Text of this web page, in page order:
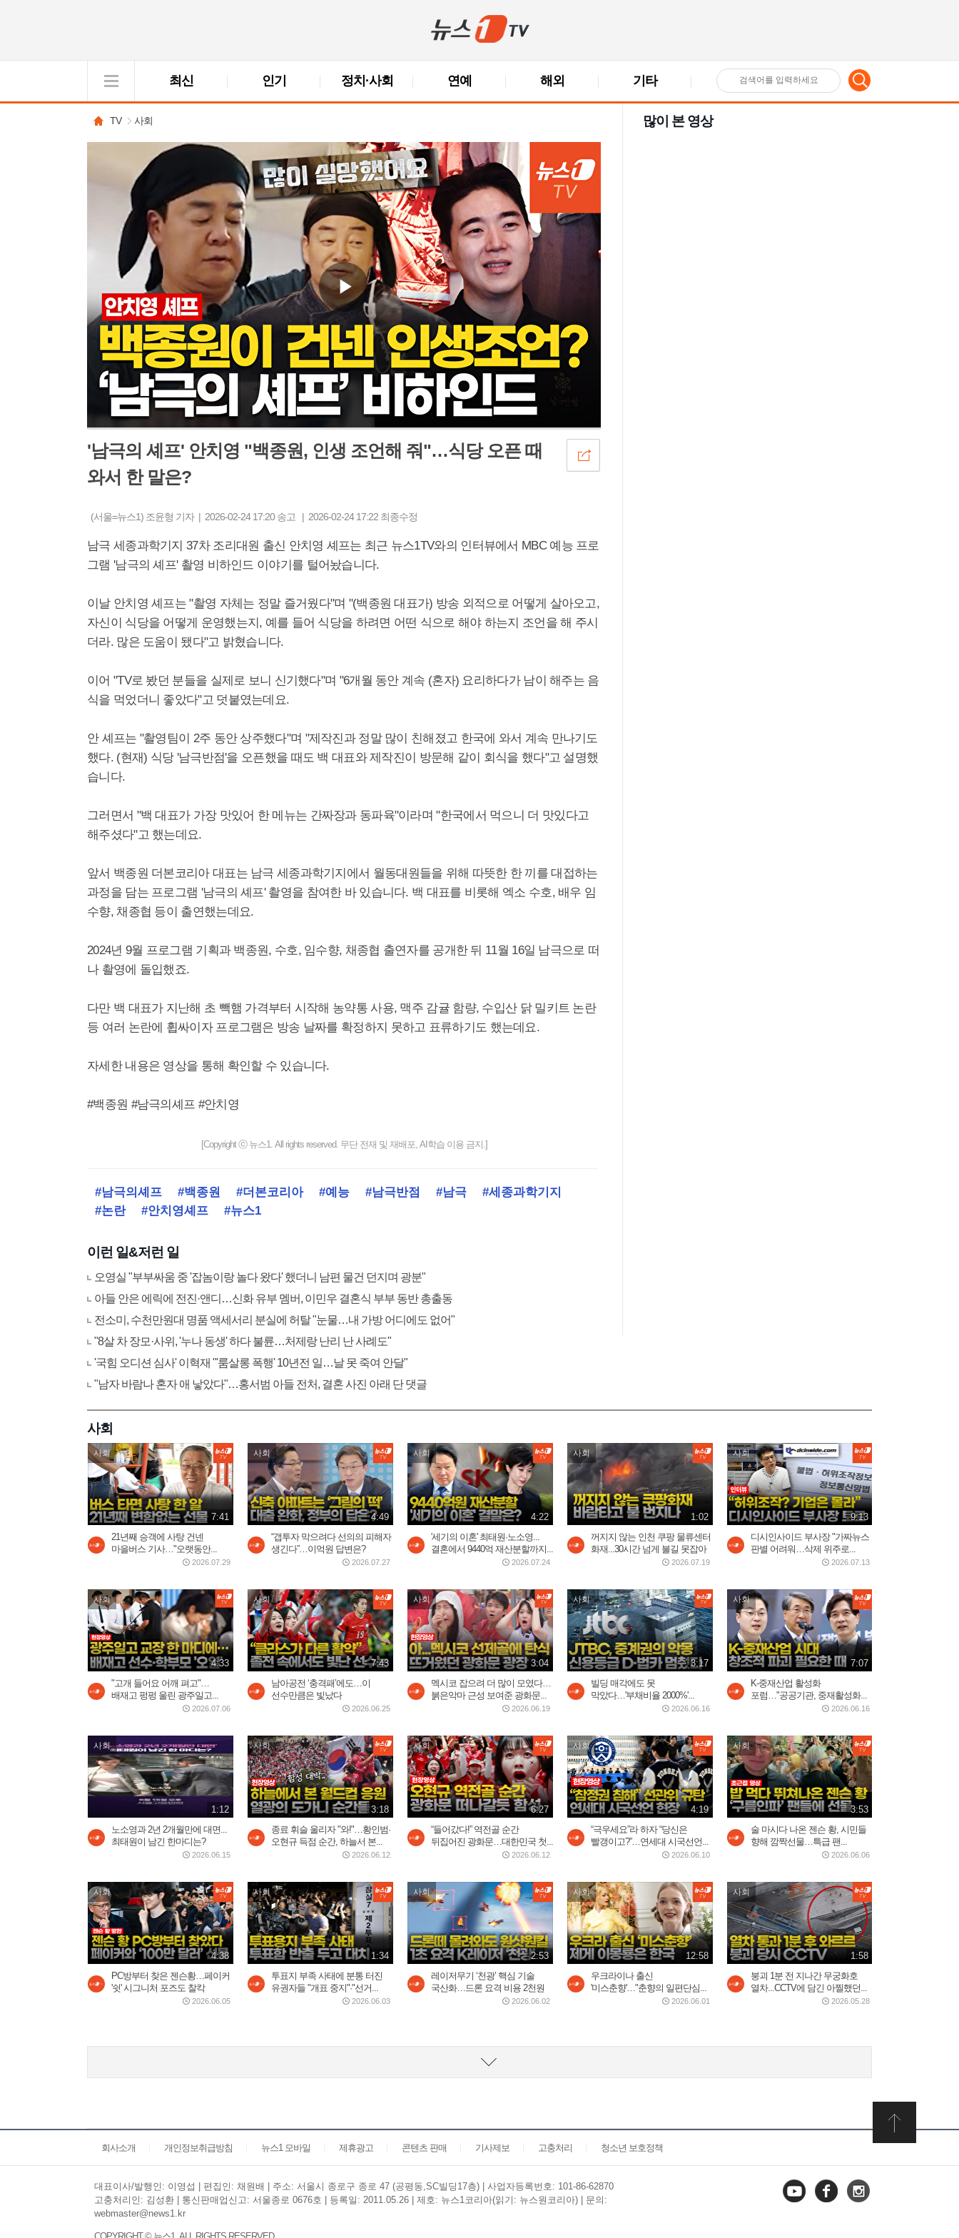
최신 인기 정치·사회 연예 해외 기타 검
TV 사회
'남극의 셰프' 안치영 "백종원, 인생 조언해 줘"…식당 오픈 때
와서 한 말은?
(서울=뉴스1) 조윤형 기자 | 2026-02-24 17:20 송고 | 2026-02-24 17:22 최종수정
남극 세종과학기지 37차 조리대원 출신 안치영 셰프는 최근 뉴스1TV와의 인터뷰에서 MBC 예능 프로
그램 '남극의 셰프' 촬영 비하인드 이야기를 털어놨습니다.
이날 안치영 셰프는 "촬영 자체는 정말 즐거웠다"며 "(백종원 대표가) 방송 외적으로 어떻게 살아오고,
자신이 식당을 어떻게 운영했는지, 예를 들어 식당을 하려면 어떤 식으로 해야 하는지 조언을 해 주시
더라. 많은 도움이 됐다"고 밝혔습니다.
이어 "TV로 봤던 분들을 실제로 보니 신기했다"며 "6개월 동안 계속 (혼자) 요리하다가 남이 해주는 음
식을 먹었더니 좋았다"고 덧붙였는데요.
안 셰프는 "촬영팀이 2주 동안 상주했다"며 "제작진과 정말 많이 친해졌고 한국에 와서 계속 만나기도
했다. (현재) 식당 '남극반점'을 오픈했을 때도 백 대표와 제작진이 방문해 같이 회식을 했다"고 설명했
습니다.
그러면서 "백 대표가 가장 맛있어 한 메뉴는 간짜장과 동파육"이라며 "한국에서 먹으니 더 맛있다고
해주셨다"고 했는데요.
앞서 백종원 더본코리아 대표는 남극 세종과학기지에서 월동대원들을 위해 따뜻한 한 끼를 대접하는
과정을 담는 프로그램 '남극의 셰프' 촬영을 참여한 바 있습니다. 백 대표를 비롯해 엑소 수호, 배우 임
수향, 채종협 등이 출연했는데요.
2024년 9월 프로그램 기획과 백종원, 수호, 임수향, 채종협 출연자를 공개한 뒤 11월 16일 남극으로 떠
나 촬영에 돌입했죠.
다만 백 대표가 지난해 초 빽햄 가격부터 시작해 농약통 사용, 맥주 감귤 함량, 수입산 닭 밀키트 논란
등 여러 논란에 휩싸이자 프로그램은 방송 날짜를 확정하지 못하고 표류하기도 했는데요.
자세한 내용은 영상을 통해 확인할 수 있습니다.
#백종원 #남극의셰프 #안치영
[Copyright ⓒ 뉴스1. All rights reserved. 무단 전재 및 재배포, AI학습 이용 금지.]
#남극의셰프 #백종원 #더본코리아 #예능 #남극반점 #남극
#세종과학기지
#논란
#안치영셰프 #뉴스1
이런 일&저런 일
오영실 "부부싸움 중 '잡놈이랑 놀다 왔다' 했더니 남편 물건 던지며 광분"
아들 안은 에릭에 전진·앤디…신화 유부 멤버, 이민우 결혼식 부부 동반 총출동
전소미, 수천만원대 명품 액세서리 분실에 허탈 "눈물…내 가방 어디에도 없어"
"8살 차 장모·사위, '누나 동생' 하다 불륜…처제랑 난리 난 사례도"
'국힘 오디션 심사' 이혁재 "'룸살롱 폭행' 10년전 일…날 못 죽여 안달"
"남자 바람나 혼자 애 낳았다"…홍서범 아들 전처, 결혼 사진 아래 단 댓글
많이 본 영상
사회
사회
7:41
21년째 승객에 사탕 건넨
마을버스 기사…"오랫동안...
2026.07.29
사회
4:49
“갭투자 막으려다 선의의 피해자
생긴다”…이억원 답변은?
2026.07.27
사회
4:22
'세기의 이혼' 최태원·노소영...
결혼에서 9440억 재산분할까지...
2026.07.24
사회
1:02
꺼지지 않는 인천 쿠팡 물류센터
화재...30시간 넘게 불길 못잡아
2026.07.19
사회
9:13
디시인사이드 부사장 "가짜뉴스
판별 어려워…삭제 위주로...
2026.07.13
사회
4:33
"고개 들어요 어깨 펴고"…
배재고 펑펑 울린 광주일고...
2026.07.06
사회
7:43
남아공전 ‘충격패’에도…이
선수만큼은 빛났다
2026.06.25
사회
3:04
멕시코 잡으려 더 많이 모였다…
붉은악마 근성 보여준 광화문...
2026.06.19
사회
3:17
빌딩 매각에도 못
막았다…'부채비율 2000%'...
2026.06.16
사회
7:07
K-중재산업 활성화
포럼…"공공기관, 중재활성화...
2026.06.16
사회
1:12
노소영과 2년 2개월만에 대면...
최태원이 남긴 한마디는?
2026.06.15
사회
3:18
종료 휘슬 울리자 "와!"…황인범·
오현규 득점 순간, 하늘서 본...
2026.06.12
사회
6:27
“들어갔다!” 역전골 순간
뒤집어진 광화문…대한민국 첫...
2026.06.12
사회
4:19
“극우세요”라 하자 “당신은
빨갱이고?”…연세대 시국선언...
2026.06.10
사회
3:53
술 마시다 나온 젠슨 황, 시민들
향해 깜짝선물…특급 팬...
2026.06.06
사회
4:38
PC방부터 찾은 젠슨황…페이커
'쉿' 시그니처 포즈도 찰칵
2026.06.05
사회
1:34
투표지 부족 사태에 분통 터진
유권자들 "개표 중지"·"선거...
2026.06.03
사회
2:53
레이저무기 ‘천광’ 핵심 기술
국산화…드론 요격 비용 2천원
2026.06.02
사회
12:58
우크라이나 출신
'미스춘향'…"춘향의 일편단심...
2026.06.01
사회
1:58
붕괴 1분 전 지나간 무궁화호
열차...CCTV에 담긴 아찔했던...
2026.05.28
회사소개 개인정보취급방침 뉴스1 모바일 제휴광고 콘텐츠 판매 기사제보 고충처리 청소년 보호정책
대표이사/발행인: 이영섭 | 편집인: 채원배 | 주소: 서울시 종로구 종로 47 (공평동,SC빌딩17층) | 사업자등록번호: 101-86-62870
고충처리인: 김성환 | 통신판매업신고: 서울종로 0676호 | 등록일: 2011.05.26 | 제호: 뉴스1코리아(읽기: 뉴스원코리아) | 문의:
webmaster@news1.kr